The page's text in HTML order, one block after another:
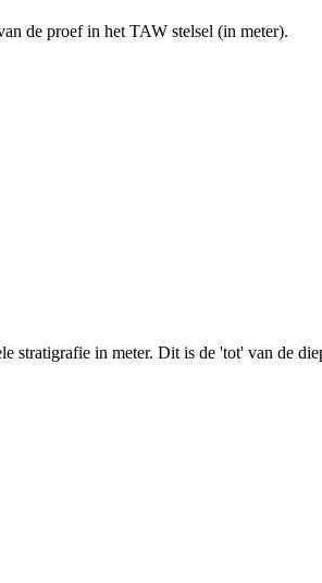
de proef in het TAW stelsel (in meter).
stratigrafie in meter. Dit is de 'tot' van de